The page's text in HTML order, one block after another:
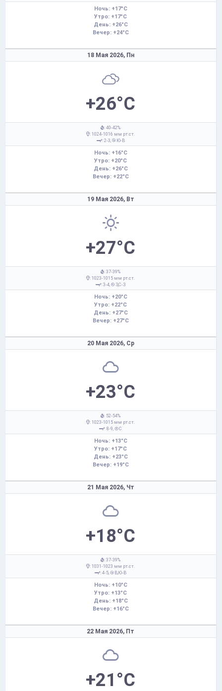
Ночь: +17°C
Утро: +17°C
День: +26°C
Вечер: +24°C
18 Мая 2026, Пн
+26°C
: 40-42%
: 1024-1016 мм рт.ст.
: 2-3,
Ю-В
Ночь: +16°C
Утро: +20°C
День: +26°C
Вечер: +22°C
19 Мая 2026, Вт
+27°C
: 37-39%
: 1023-1015 мм рт.ст.
: 3-4,
З,С-З
Ночь: +20°C
Утро: +22°C
День: +27°C
Вечер: +27°C
20 Мая 2026, Ср
+23°C
: 52-54%
: 1023-1015 мм рт.ст.
: 8-9,
С
Ночь: +13°C
Утро: +17°C
День: +23°C
Вечер: +19°C
21 Мая 2026, Чт
+18°C
: 37-39%
: 1031-1023 мм рт.ст.
: 4-5,
В,Ю-В
Ночь: +10°C
Утро: +13°C
День: +18°C
Вечер: +16°C
22 Мая 2026, Пт
+21°C